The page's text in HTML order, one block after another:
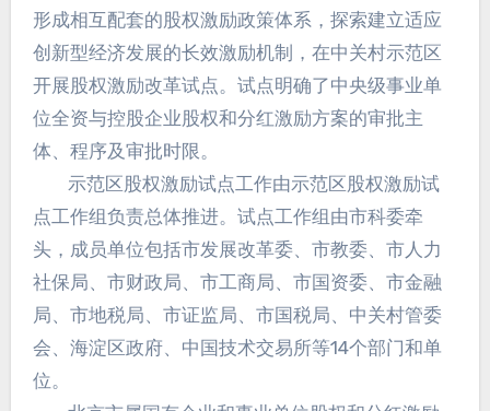
形成相互配套的股权激励政策体系，探索建立适应
创新型经济发展的长效激励机制，在中关村示范区
开展股权激励改革试点。试点明确了中央级事业单
位全资与控股企业股权和分红激励方案的审批主
体、程序及审批时限。
示范区股权激励试点工作由示范区股权激励试
点工作组负责总体推进。试点工作组由市科委牵
头，成员单位包括市发展改革委、市教委、市人力
社保局、市财政局、市工商局、市国资委、市金融
局、市地税局、市证监局、市国税局、中关村管委
会、海淀区政府、中国技术交易所等14个部门和单
位。